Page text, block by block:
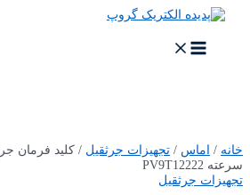
خانه / اماس / تجهیزات جرثقیل
سرعته PV9T12222
تجهیزات جرثقیل